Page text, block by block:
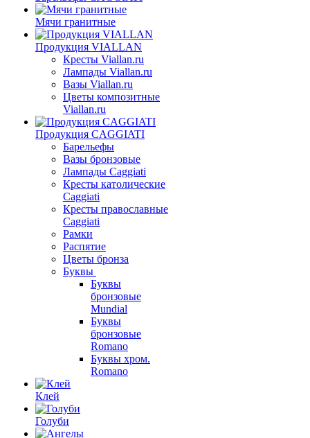
Мячи гранитные
Продукция VIALLAN
Кресты Viallan.ru
Лампады Viallan.ru
Вазы Viallan.ru
Цветы композитные
Viallan.ru
Продукция CAGGIATI
Барельефы
Вазы бронзовые
Лампады Caggiati
Кресты католические
Caggiati
Кресты православные
Caggiati
Рамки
Распятие
Цветы бронза
Буквы
Буквы
бронзовые
Mundial
Буквы
бронзовые
Romano
Буквы хром.
Romano
Клей
Голуби